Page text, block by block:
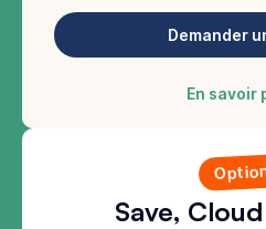
Demander
En savoir
Save,